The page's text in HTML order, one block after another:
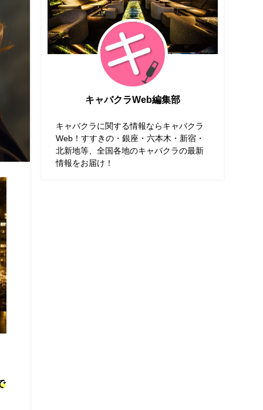
キャバクラWeb編集部
キャバクラに関する情報ならキャバクラ
Web！すすきの・銀座・六本木・新宿・
北新地等、全国各地のキャバクラの最新
情報をお届け！